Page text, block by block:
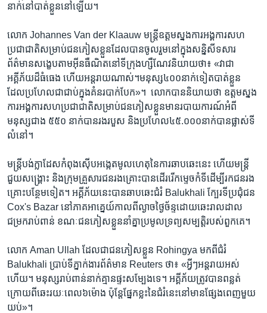
នាក់​នៅ​បាត់ខ្លួន​នៅ​ឡើយ។
លោក ​Johannes Van der Klaauw​ មន្ត្រី​ឧត្តម​ស្នងការ​អង្គការ​សហ
ប្រជាជាតិសម្រាប់​ជនភៀស​ខ្លួន​ដែលបាន​ចូលរួម​នៅក្នុង​សន្និសីទ​សារ​
ព័ត៌មាន​សង្ខេបតាម​អ៊ីនធឺណិត​នៅ​ទីក្រុង​ហ្សឺណែវ​និយាយថា៖ «វា​ជា​
អគ្គីភ័យ​ដ៏​ធំធេង​ ​ហើយ​អន្តរាយ​ណាស់។មនុស្ស​៤០០​នាក់​ទៀត​បាត់​ខ្លួន
ដែលប្រហែលជា​ជាប់​ក្នុង​គំនរ​បាក់បែក»។ ​ លោក​បាន​និយាយ​ថា ​ឧត្តម​ស្នង
ការ​អង្គការ​សហប្រជាជាតិ​សម្រាប់​ជនភៀស​ខ្លួន​មាន​របាយការណ៍​អំពី​
មនុស្ស​ជាង​ ៥៥០​ នាក់​បាន​រងរបួស ​និង​ប្រហែល​៤៥.០០០​នាក់​បាន​ផ្លាស់​ទី
លំនៅ។​
មន្រ្តី​បង់ក្លាដែស​កំពុង​ស៊ើប​អង្កេត​មូលហេតុ​នៃ​ការ​ឆាបឆេះ​នេះ​ ហើយ​មន្ត្រី​
ជួយ​សង្គ្រោះ និង​ក្រុម​គ្រួសារជនរងគ្រោះ​បាន​ដើរ​រើ​កម្ទេចកំទី​ដើម្បី​រកជន​រង​
គ្រោះ​បន្ថែម​ទៀត។ អគ្គីភ័យ​នេះ​បាន​ឆាប​ឆេះ​ជំរំ​ Balukhali​ ក្បែរ​ទីប្រជុំជន​
Cox's Bazar នៅ​ភាគ​អាគ្នេយ៍​កាលពី​ល្ងាច​ថ្ងៃច័ន្ទ​ដោយ​ឆេះរាលដាល​
ជម្រក​រាប់ពាន់ ​ខណៈ​ជនភៀសខ្លួន​នាំគ្នា​ប្រមូល​ទ្រព្យ​សម្បត្តិ​របស់​ពួក​គេ។​
លោក​ Aman Ullah​ ដែល​ជា​ជនភៀសខ្លួន​ Rohingya ​មកពីជំរំ​
Balukhali​ ប្រាប់​ទីភ្នាក់ងារ​ព័ត៌មាន ​Reuters​ ថា៖​ «អ្វីៗ​អន្តរាយ​អស់​
ហើយ។​ មនុស្ស​រាប់ពាន់​នាក់​គ្មាន​ផ្ទះ​សម្បែង​ទេ។​ អគ្គីភ័យ​ត្រូវ​បាន​ពន្លត់ ​
ក្រោយ​ពីឆេះ​រយៈពេល​៦​ម៉ោង​ ប៉ុន្តែផ្នែក​ខ្លះ​នៃ​ជំរំ​នេះ​នៅ​មាន​ផ្សែង​ពេញ​មួយ​
យប់»។​